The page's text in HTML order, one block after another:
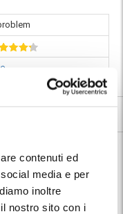
contenuti ed
media e per
inoltre
nostro sito con i
del centro di Firenze,
e a pochi passi dai
della città.